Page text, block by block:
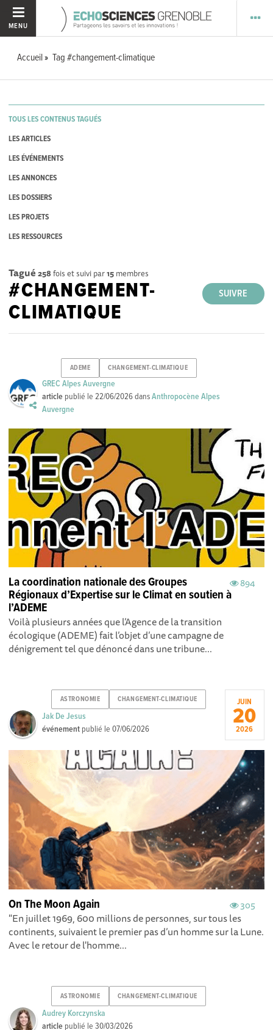
MENU
Accueil Tag #changement-climatique
TOUS LES CONTENUS TAGUÉS
LES ARTICLES
LES ÉVÉNEMENTS
LES ANNONCES
LES DOSSIERS
LES PROJETS
LES RESSOURCES
Tagué 258 fois et suivi par15 membres
SUIVRE
#CHANGEMENT-
CLIMATIQUE
ADEME CHANGEMENT-CLIMATIQUE
GREC Alpes Auvergne
article publié le22/06/2026dansAnthropocène Alpes
Auvergne
894
La coordination nationale des Groupes
Régionaux d’Expertise sur le Climat en soutien à
l’ADEME
Voilà plusieurs années que l’Agence de la transition
écologique (ADEME) fait l’objet d’une campagne de
dénigrement tel que dénoncé dans une tribune...
ASTRONOMIE CHANGEMENT-CLIMATIQUE
Jak De Jesus
événement publié le07/06/2026
JUIN
20
2026
305
On The Moon Again
"En juillet 1969, 600 millions de personnes, sur tous les
continents, suivaient le premier pas d’un homme sur la Lune.
Avec le retour de l'homme...
ASTRONOMIE CHANGEMENT-CLIMATIQUE
Audrey Korczynska
article publié le30/03/2026